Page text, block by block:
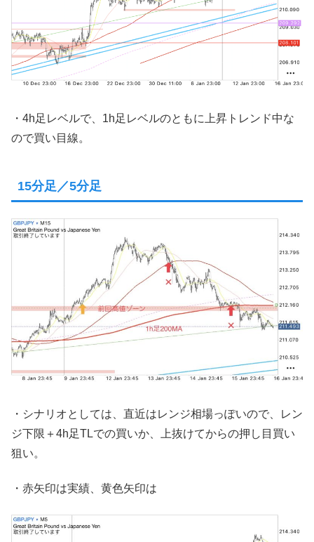
・4h足レベルで、1h足レベルのともに上昇トレンド中な
ので買い目線。
15分足／5分足
・シナリオとしては、直近はレンジ相場っぽいので、レン
ジ下限＋4h足TLでの買いか、上抜けてからの押し目買い
狙い。
・赤矢印は実績、黄色矢印は